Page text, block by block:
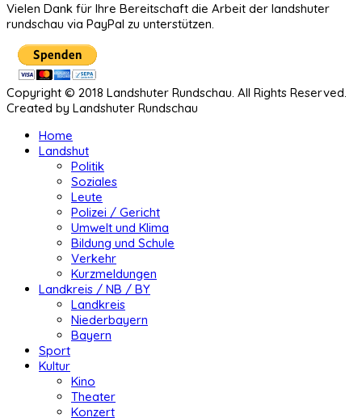
Vielen Dank für Ihre Bereitschaft die Arbeit der landshuter
rundschau via PayPal zu unterstützen.
Copyright © 2018 Landshuter Rundschau. All Rights Reserved.
Created by Landshuter Rundschau
Home
Landshut
Politik
Soziales
Leute
Polizei / Gericht
Umwelt und Klima
Bildung und Schule
Verkehr
Kurzmeldungen
Landkreis / NB / BY
Landkreis
Niederbayern
Bayern
Sport
Kultur
Kino
Theater
Konzert